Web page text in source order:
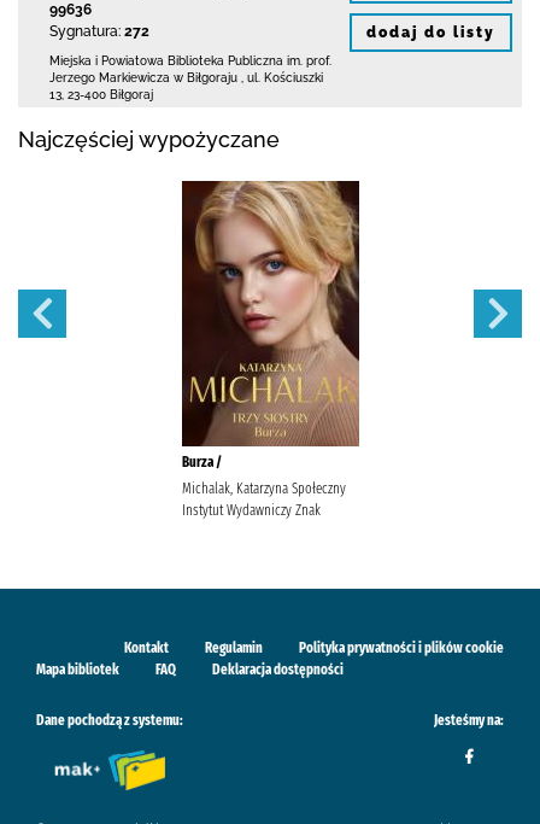
99636
Sygnatura: 272
Miejska i Powiatowa Biblioteka Publiczna im. prof.
Jerzego Markiewicza w Biłgoraju
ul. Kościuszki
13 23-400 Biłgoraj
dodaj do listy
Najczęściej wypożyczane
Burza /
Michalak, Katarzyna Społeczny
Instytut Wydawniczy Znak
Kontakt Regulamin
Polityka prywatności i plików cookie
Mapa bibliotek
FAQ Deklaracja dostępności
Dane pochodzą z systemu: Jesteśmy na: